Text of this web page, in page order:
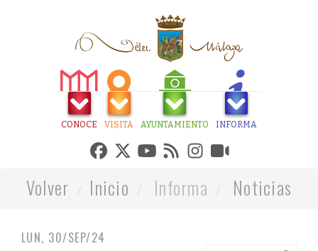
CONOCE VISITA AYUNTAMIENTO INFORMA
Volver Inicio Informa Noticias
LUN, 30/SEP/24